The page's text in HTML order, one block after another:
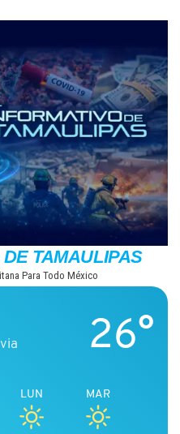
TAMAULIPAS
Para Todo México
26°
LUN MAR